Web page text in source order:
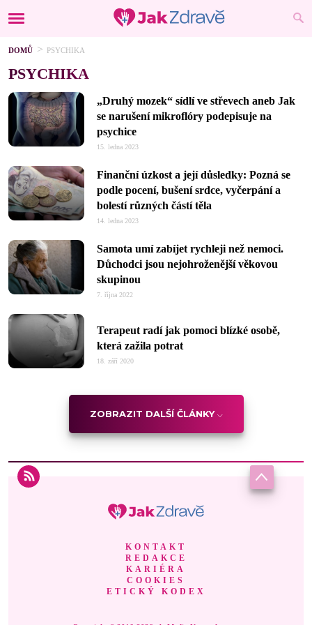
DOMŮ PSYCHIKA
PSYCHIKA
„Druhý mozek“ sídlí ve střevech aneb Jak
se narušení mikroflóry podepisuje na
psychice
15. ledna 2023
Finanční úzkost a její důsledky: Pozná se
podle pocení, bušení srdce, vyčerpání a
bolestí různých částí těla
14. ledna 2023
Samota umí zabíjet rychleji než nemoci.
Důchodci jsou nejohroženější věkovou
skupinou
7. října 2022
Terapeut radí jak pomoci blízké osobě,
která zažila potrat
18. září 2020
ZOBRAZIT DALŠÍ ČLÁNKY
KONTAKT
REDAKCE
KARIÉRA
COOKIES
ETICKÝ KODEX